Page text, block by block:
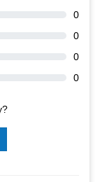
0
0
0
0